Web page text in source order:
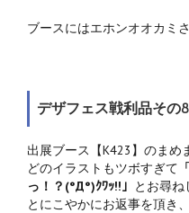
ブースにはエホンオオカミ
デザフェス戦利品その
出展ブース【K423】のま
どのイラストもツボすぎて
っ！？(°Д°)ｸﾜｯ!!」 とお尋ね
とにこやかにお返事を頂き